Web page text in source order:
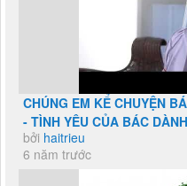
CHÚNG EM KỂ CHUYỆN
- TÌNH YÊU CỦA BÁC
bởi haitrieu
6 năm trước